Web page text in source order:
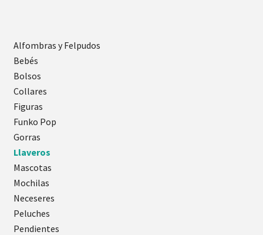
Alfombras y Felpudos
Bebés
Bolsos
Collares
Figuras
Funko Pop
Gorras
Llaveros
Mascotas
Mochilas
Neceseres
Peluches
Pendientes